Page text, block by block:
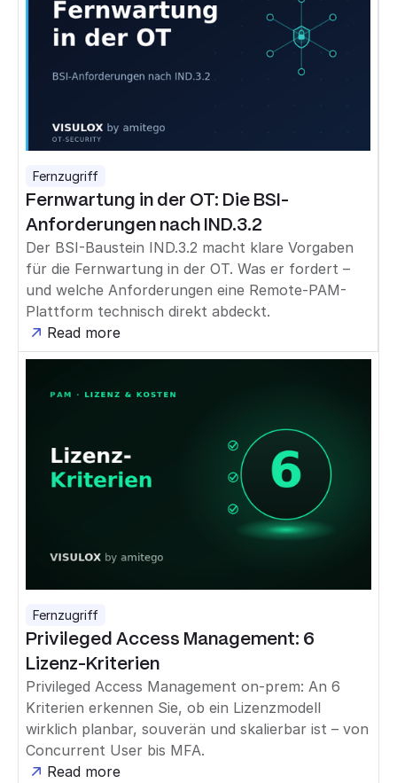
Fernzugriff
Fernwartung in der OT: Die BSI-
Anforderungen nach IND.3.2
Der BSI-Baustein IND.3.2 macht klare Vorgaben
für die Fernwartung in der OT. Was er fordert –
und welche Anforderungen eine Remote-PAM-
Plattform technisch direkt abdeckt.
Read more
Fernzugriff
Privileged Access Management: 6
Lizenz-Kriterien
Privileged Access Management on-prem: An 6
Kriterien erkennen Sie, ob ein Lizenzmodell
wirklich planbar, souverän und skalierbar ist – von
Concurrent User bis MFA.
Read more